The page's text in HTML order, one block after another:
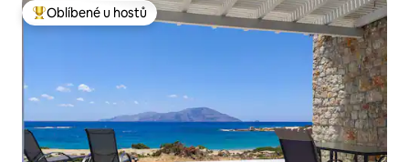
Nejlepší v kategorii Oblíbené u hostů
Oblíbené u hostů